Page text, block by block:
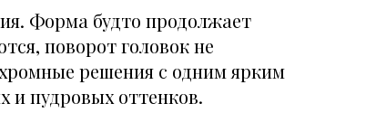
Форма будто продолжает
поворот головок не
решения с одним ярким
и пудровых оттенков.